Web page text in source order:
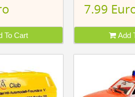
To Cart
7.99
Add